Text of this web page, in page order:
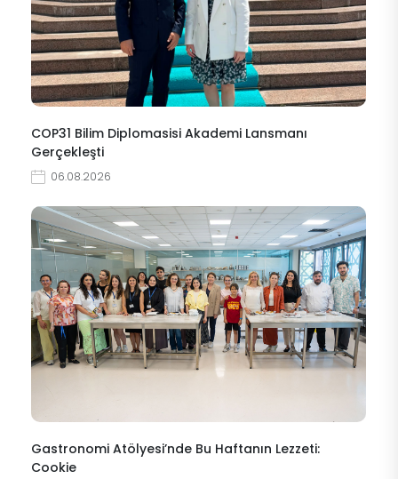
COP31 Bilim Diplomasisi Akademi Lansmanı
Gerçekleşti
06.08.2026
Gastronomi Atölyesi’nde Bu Haftanın Lezzeti:
Cookie